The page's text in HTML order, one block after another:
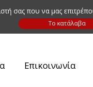
σας που να μας
Επικοινωνία